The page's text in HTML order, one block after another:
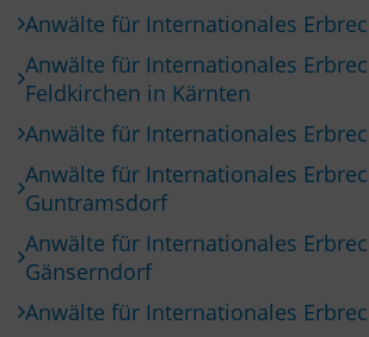
Anwälte für Internationales
Anwälte für Internationales
Feldkirchen in Kärnten
Anwälte für Internationales
Anwälte für Internationales
Guntramsdorf
Anwälte für Internationales
Gänserndorf
Anwälte für Internationales